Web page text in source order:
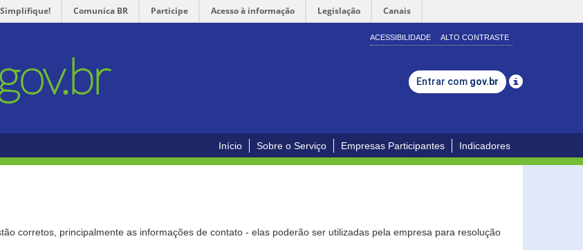
Simplifique! Comunica BR Participe Acesso à informação Legislação Canais
ACESSIBILIDADE ALTO CONTRASTE
Entrar com gov.br
Início Sobre o Serviço Empresas Participantes Indicadores
corretos, principalmente as informações de contato - elas poderão ser utilizadas pela empresa para resolução